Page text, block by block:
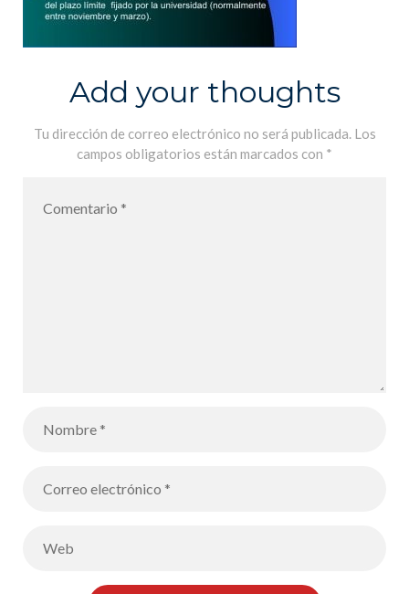
Add your thoughts
Tu dirección de correo electrónico no será publicada. Los
campos obligatorios están marcados con *